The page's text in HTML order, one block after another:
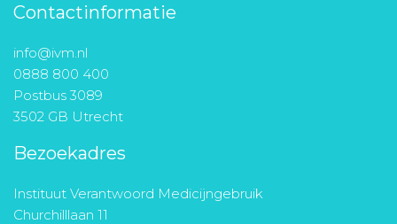
Contactinformatie
info@ivm.nl
0888 800 400
Postbus 3089
3502 GB Utrecht
Bezoekadres
Instituut Verantwoord Medicijngebruik
Churchilllaan 11